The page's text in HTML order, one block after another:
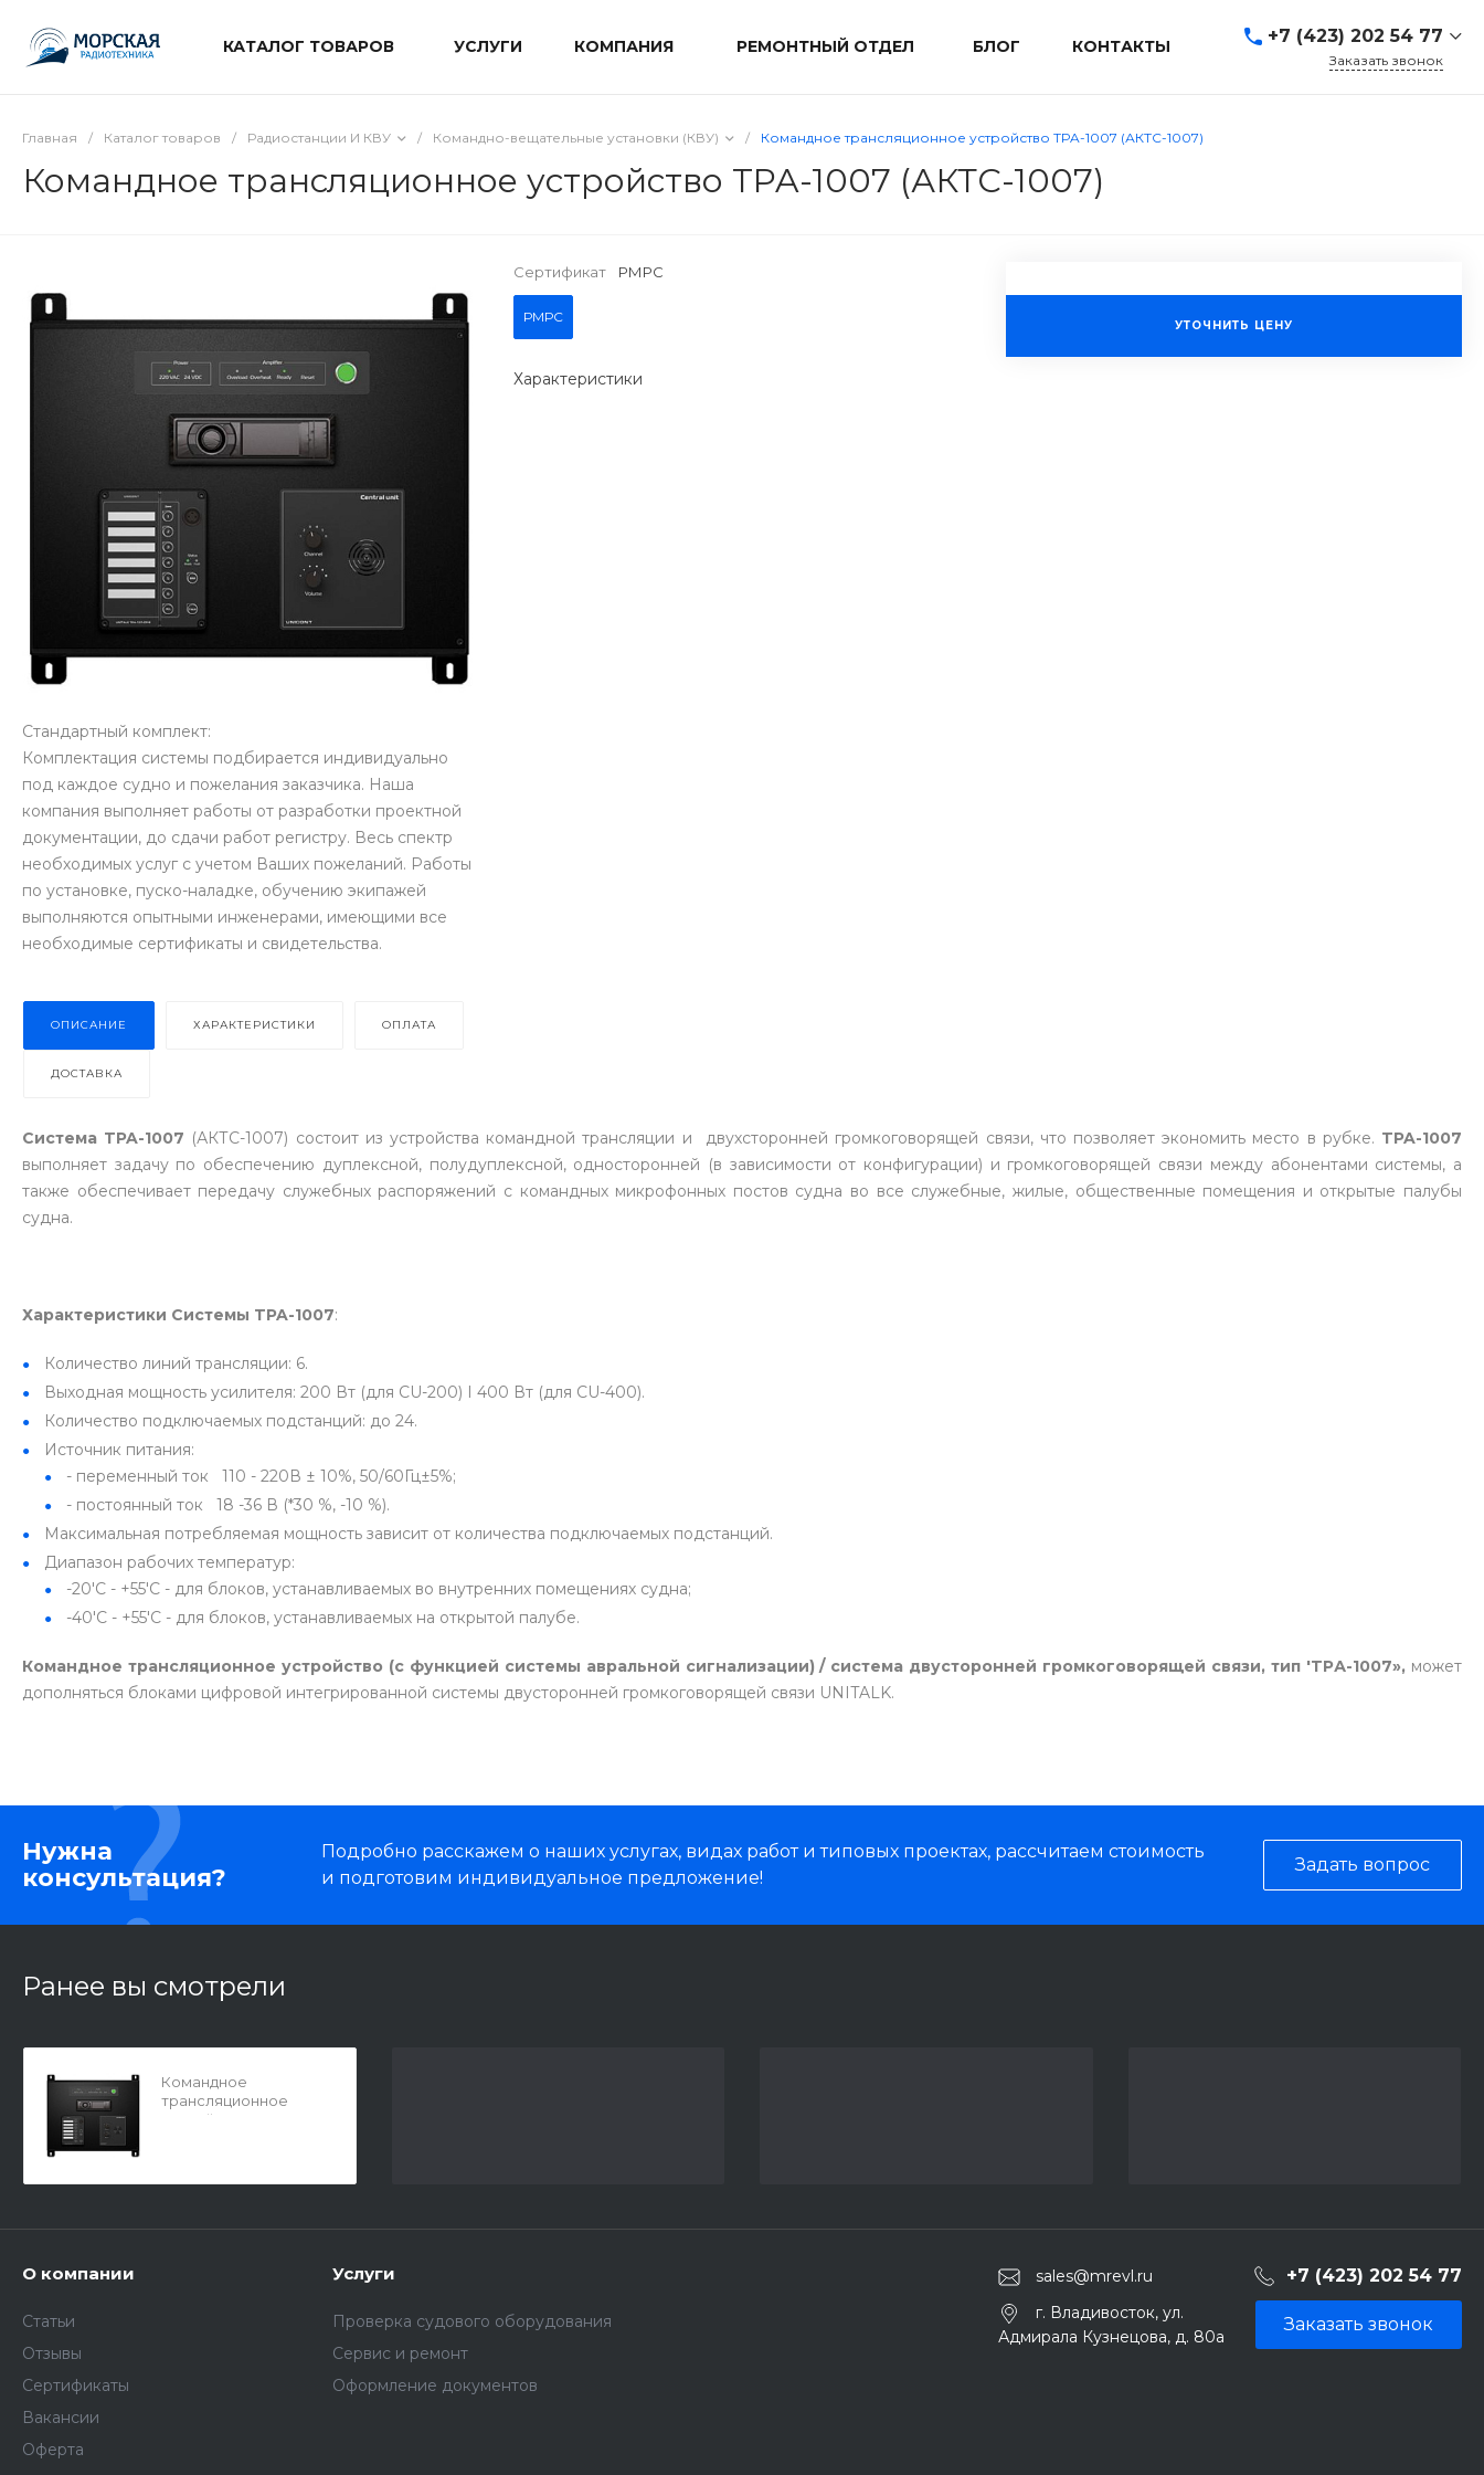
КАТАЛОГ ТОВАРОВ УСЛУГИ КОМПАНИЯ РЕМОНТНЫЙ ОТДЕЛ БЛОГ КОНТАКТЫ +7 (423) 202 54 77
Заказать звонок
Главная / Каталог товаров / Радиостанции И КВУ / Командно-вещательные установки (КВУ) / Командное трансляционное устройство TPA-1007 (АКТС-1007)
Командное трансляционное устройство TPA-1007 (АКТС-1007)
Стандартный комплект:
Комплектация системы подбирается индивидуально
под каждое судно и пожелания заказчика. Наша
компания выполняет работы от разработки проектной
документации, до сдачи работ регистру. Весь спектр
необходимых услуг с учетом Ваших пожеланий. Работы
по установке, пуско-наладке, обучению экипажей
выполняются опытными инженерами, имеющими все
необходимые сертификаты и свидетельства.
Сертификат РМРС
РМРС
Характеристики
УТОЧНИТЬ ЦЕНУ
ОПИСАНИЕ ХАРАКТЕРИСТИКИ ОПЛАТА
ДОСТАВКА
Система TPA-1007 (АКТС-1007) состоит из устройства командной трансляции и двухсторонней громкоговорящей связи, что позволяет экономить место в рубке. TPA-1007
выполняет задачу по обеспечению дуплексной, полудуплексной, односторонней (в зависимости от конфигурации) и громкоговорящей связи между абонентами системы, а
также обеспечивает передачу служебных распоряжений с командных микрофонных постов судна во все служебные, жилые, общественные помещения и открытые палубы
судна.
Характеристики Системы TPA-1007:
Количество линий трансляции: 6.
Выходная мощность усилителя: 200 Вт (для CU-200) I 400 Вт (для CU-400).
Количество подключаемых подстанций: до 24.
Источник питания:
- переменный ток 110 - 220В ± 10%, 50/60Гц±5%;
- постоянный ток 18 -36 В (*30 %, -10 %).
Максимальная потребляемая мощность зависит от количества подключаемых подстанций.
Диапазон рабочих температур:
-20'C - +55'C - для блоков, устанавливаемых во внутренних помещениях судна;
-40'С - +55'С - для блоков, устанавливаемых на открытой палубе.
Командное трансляционное устройство (с функцией системы авральной сигнализации) / система двусторонней громкоговорящей связи, тип 'TPА-1007», может
дополняться блоками цифровой интегрированной системы двусторонней громкоговорящей связи UNITALK.
Нужна
консультация?
Подробно расскажем о наших услугах, видах работ и типовых проектах, рассчитаем стоимость
и подготовим индивидуальное предложение!
Задать вопрос
Ранее вы смотрели
Командное
трансляционное
устройство TPA-1007
О компании
Статьи
Отзывы
Сертификаты
Вакансии
Оферта
Услуги
Проверка судового оборудования
Сервис и ремонт
Оформление документов
sales@mrevl.ru +7 (423) 202 54 77
г. Владивосток, ул.
Адмирала Кузнецова, д. 80а
Заказать звонок